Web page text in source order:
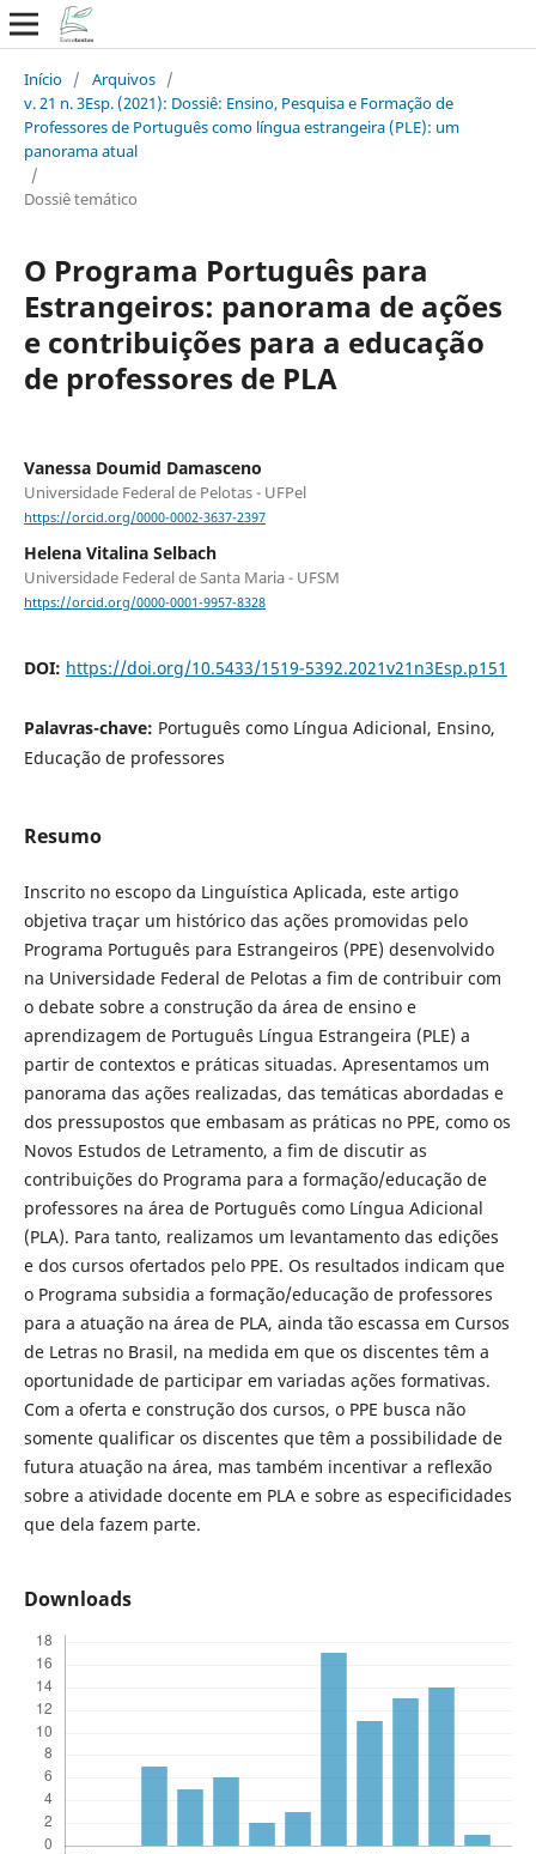
Início / Arquivos /
v. 21 n. 3Esp. (2021): Dossiê: Ensino, Pesquisa e Formação de
Professores de Português como língua estrangeira (PLE): um
panorama atual
/
Dossiê temático
O Programa Português para
Estrangeiros: panorama de ações
e contribuições para a educação
de professores de PLA
Vanessa Doumid Damasceno
Universidade Federal de Pelotas - UFPel
https://orcid.org/0000-0002-3637-2397
Helena Vitalina Selbach
Universidade Federal de Santa Maria - UFSM
https://orcid.org/0000-0001-9957-8328
DOI: https://doi.org/10.5433/1519-5392.2021v21n3Esp.p151
Palavras-chave: Português como Língua Adicional, Ensino,
Educação de professores
Resumo
Inscrito no escopo da Linguística Aplicada, este artigo
objetiva traçar um histórico das ações promovidas pelo
Programa Português para Estrangeiros (PPE) desenvolvido
na Universidade Federal de Pelotas a fim de contribuir com
o debate sobre a construção da área de ensino e
aprendizagem de Português Língua Estrangeira (PLE) a
partir de contextos e práticas situadas. Apresentamos um
panorama das ações realizadas, das temáticas abordadas e
dos pressupostos que embasam as práticas no PPE, como os
Novos Estudos de Letramento, a fim de discutir as
contribuições do Programa para a formação/educação de
professores na área de Português como Língua Adicional
(PLA). Para tanto, realizamos um levantamento das edições
e dos cursos ofertados pelo PPE. Os resultados indicam que
o Programa subsidia a formação/educação de professores
para a atuação na área de PLA, ainda tão escassa em Cursos
de Letras no Brasil, na medida em que os discentes têm a
oportunidade de participar em variadas ações formativas.
Com a oferta e construção dos cursos, o PPE busca não
somente qualificar os discentes que têm a possibilidade de
futura atuação na área, mas também incentivar a reflexão
sobre a atividade docente em PLA e sobre as especificidades
que dela fazem parte.
Downloads